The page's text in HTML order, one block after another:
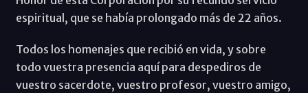
espiritual, que se había prolongado más de 22 años.
Todos los homenajes que recibió en vida, y sobre
todo vuestra presencia aquí para despediros de
vuestro sacerdote, vuestro profesor, vuestro amigo,